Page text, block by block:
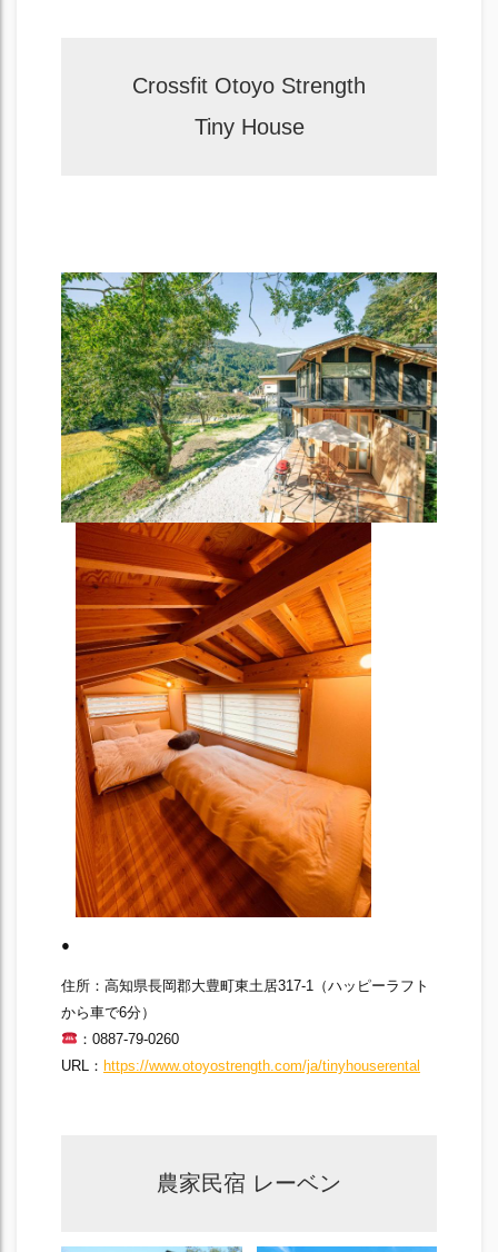
Crossfit Otoyo Strength
Tiny House
●
住所：高知県長岡郡大豊町東土居317-1（ハッピーラフト
から車で6分）
：0887-79-0260
URL： https://www.otoyostrength.com/ja/tinyhouserental
農家民宿 レーベン